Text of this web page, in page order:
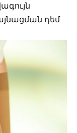
դեմ